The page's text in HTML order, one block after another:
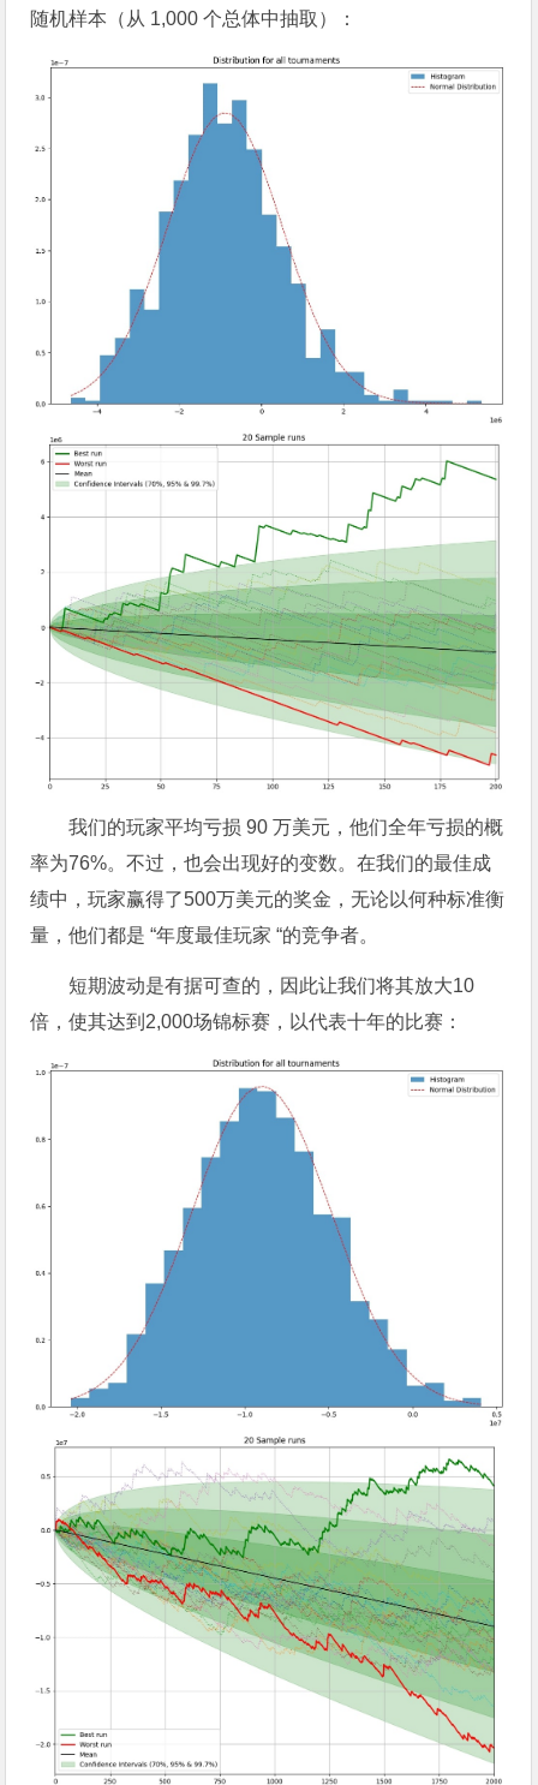
随机样本（从 1,000 个总体中抽取）：
我们的玩家平均亏损 90 万美元，他们全年亏损的概
率为76%。不过，也会出现好的变数。在我们的最佳成
绩中，玩家赢得了500万美元的奖金，无论以何种标准衡
量，他们都是 “年度最佳玩家 “的竞争者。
短期波动是有据可查的，因此让我们将其放大10
倍，使其达到2,000场锦标赛，以代表十年的比赛：